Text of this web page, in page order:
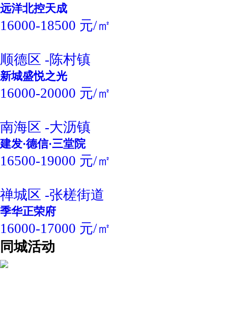
远洋北控天成
16000-18500 元/㎡
顺德区 -陈村镇
新城盛悦之光
16000-20000 元/㎡
南海区 -大沥镇
建发·德信·三堂院
16500-19000 元/㎡
禅城区 -张槎街道
季华正荣府
16000-17000 元/㎡
同城活动